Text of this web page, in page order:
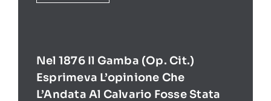
Nel 1876 Il Gamba (op. Cit.)
Esprimeva L’opinione Che
L’Andata Al Calvario Fosse Stata